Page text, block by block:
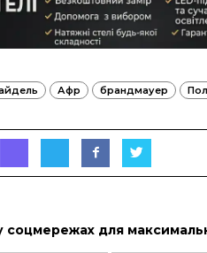
Афр брандмауер
соцмережах для